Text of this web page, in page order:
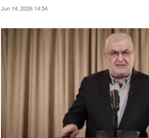
Jun 14, 2026 14:54